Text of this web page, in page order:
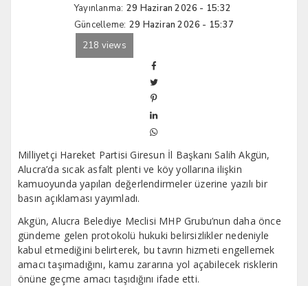
Yayınlanma: 29 Haziran 2026 - 15:32
Güncelleme: 29 Haziran 2026 - 15:37
218 views
Milliyetçi Hareket Partisi Giresun İl Başkanı Salih Akgün,
Alucra’da sıcak asfalt plenti ve köy yollarına ilişkin
kamuoyunda yapılan değerlendirmeler üzerine yazılı bir
basın açıklaması yayımladı.
Akgün, Alucra Belediye Meclisi MHP Grubu’nun daha önce
gündeme gelen protokolü hukuki belirsizlikler nedeniyle
kabul etmediğini belirterek, bu tavrın hizmeti engellemek
amacı taşımadığını, kamu zararına yol açabilecek risklerin
önüne geçme amacı taşıdığını ifade etti.